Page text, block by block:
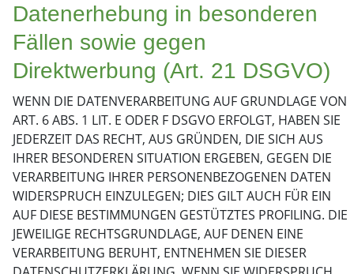
Datenerhebung in besonderen
Fällen sowie gegen
Direktwerbung (Art. 21 DSGVO)
WENN DIE DATENVERARBEITUNG AUF GRUNDLAGE VON
ART. 6 ABS. 1 LIT. E ODER F DSGVO ERFOLGT, HABEN SIE
JEDERZEIT DAS RECHT, AUS GRÜNDEN, DIE SICH AUS
IHRER BESONDEREN SITUATION ERGEBEN, GEGEN DIE
VERARBEITUNG IHRER PERSONENBEZOGENEN DATEN
WIDERSPRUCH EINZULEGEN; DIES GILT AUCH FÜR EIN
AUF DIESE BESTIMMUNGEN GESTÜTZTES PROFILING. DIE
JEWEILIGE RECHTSGRUNDLAGE, AUF DENEN EINE
VERARBEITUNG BERUHT, ENTNEHMEN SIE DIESER